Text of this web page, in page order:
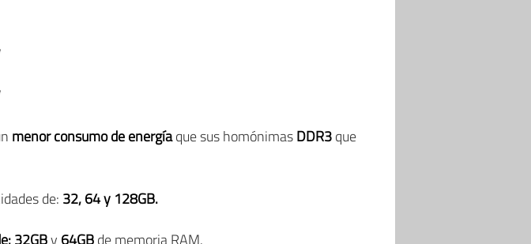
menor consumo de energíaque sus homónimasDDR3que
de: 32, 64 y 128GB.